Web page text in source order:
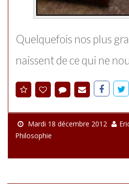
Quelquefois nos plus
naissent de ce qui ne
Mardi 18 décembre 2012
Philosophie